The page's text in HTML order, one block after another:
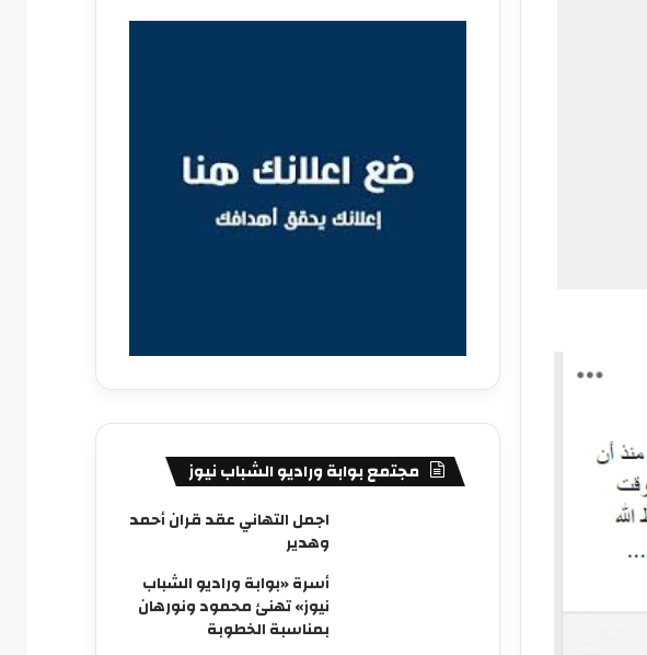
مجتمع بوابة وراديو الشباب نيوز
اجمل التهاني عقد قران أحمد
وهدير
أسرة «بوابة وراديو الشباب
نيوز» تهنئ محمود ونورهان
بمناسبة الخطوبة